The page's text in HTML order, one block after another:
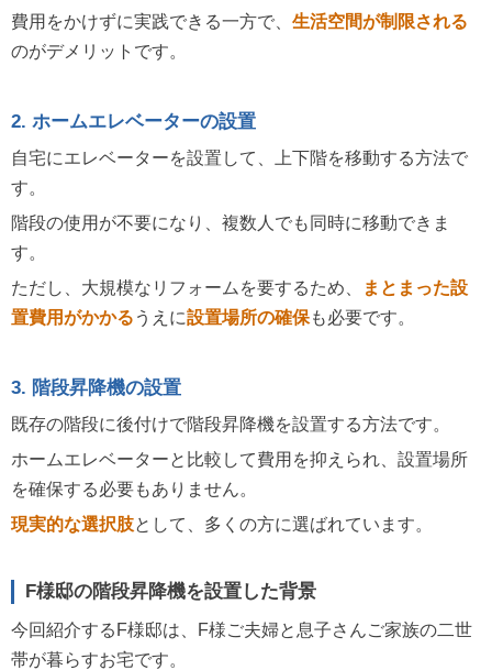
費用をかけずに実践できる一方で、 生活空間が制限される
のがデメリットです。
2. ホームエレベーターの設置
自宅にエレベーターを設置して、上下階を移動する方法で
す。
階段の使用が不要になり、複数人でも同時に移動できま
す。
ただし、大規模なリフォームを要するため、
まとまった設
置費用がかかる うえに設置場所の確保も必要です。
3. 階段昇降機の設置
既存の階段に後付けで階段昇降機を設置する方法です。
ホームエレベーターと比較して費用を抑えられ、設置場所
を確保する必要もありません。
現実的な選択肢として、多くの方に選ばれています。
F様邸の階段昇降機を設置した背景
今回紹介するF様邸は、F様ご夫婦と息子さんご家族の二世
帯が暮らすお宅です。